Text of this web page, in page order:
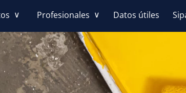
Profesionales Datos útiles